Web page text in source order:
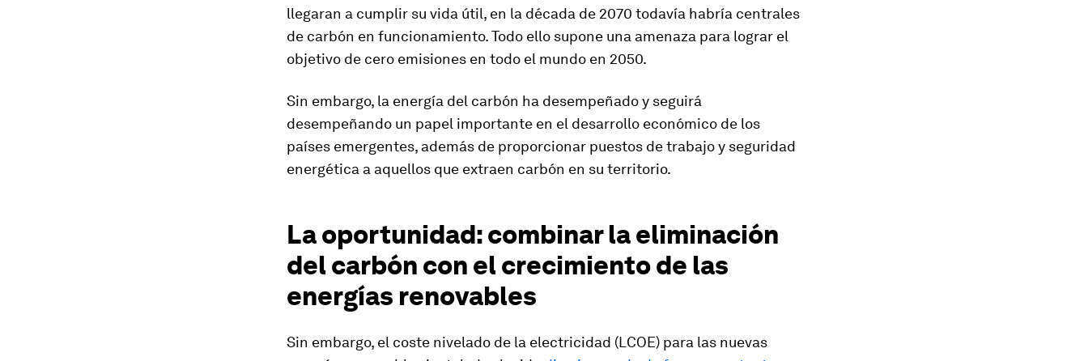
llegaran a cumplir su vida útil, en la década de 2070 todavía habría centrales
de carbón en funcionamiento. Todo ello supone una amenaza para lograr el
objetivo de cero emisiones en todo el mundo en 2050.
Sin embargo, la energía del carbón ha desempeñado y seguirá
desempeñando un papel importante en el desarrollo económico de los
países emergentes, además de proporcionar puestos de trabajo y seguridad
energética a aquellos que extraen carbón en su territorio.
La oportunidad: combinar la eliminación
del carbón con el crecimiento de las
energías renovables
Sin embargo, el coste nivelado de la electricidad (LCOE) para las nuevas